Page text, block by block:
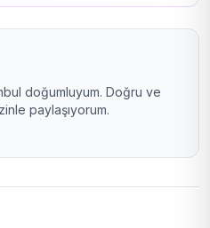
doğumluyum. Doğru ve
paylaşıyorum.